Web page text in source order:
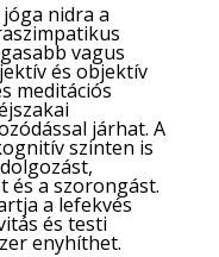
nidra a
vagus
és objektív
meditációs
járhat. A
szinten is
és a szorongást.
a lefekvés
és testi
enyhíthet.